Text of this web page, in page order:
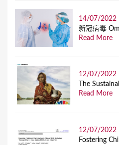
14/07/2022
新冠病毒
Read More
12/07/2022
The
Read More
12/07/2022
Fostering